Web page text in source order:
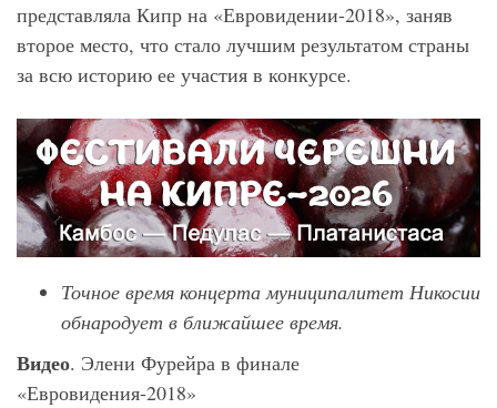
представляла Кипр на «Евровидении-2018», заняв
второе место, что стало лучшим результатом страны
за всю историю ее участия в конкурсе.
Точное время концерта муниципалитет Никосии
обнародует в ближайшее время.
Видео. Элени Фурейра в финале
«Евровидения-2018»